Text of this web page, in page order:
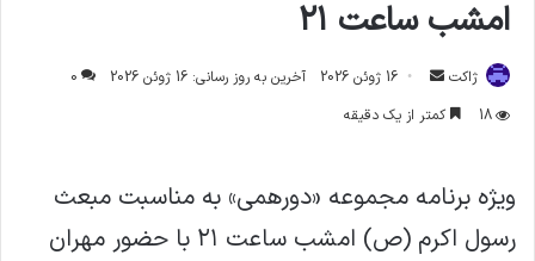
امشب ساعت ٢١
ژاکت
ارسال
ایمیل
16 ژوئن 2026 آخرین به روز رسانی: 16 ژوئن 2026
0
18
کمتر از یک دقیقه
ويژه برنامه مجموعه «دورهمی» به مناسبت مبعث
رسول اكرم (ص) امشب ساعت ٢١ با حضور مهران